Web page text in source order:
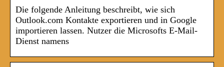
Die folgende Anleitung beschreibt, wie sich
Outlook.com Kontakte exportieren und in Google
importieren lassen. Nutzer die Microsofts E-Mail-
Dienst namens